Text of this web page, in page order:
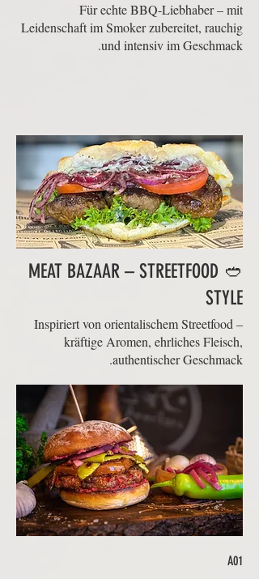
Für echte BBQ-Liebhaber – mit
Leidenschaft im Smoker zubereitet, rauchig
und intensiv im Geschmack.
🥙 MEAT BAZAAR – STREETFOOD
STYLE
Inspiriert von orientalischem Streetfood –
kräftige Aromen, ehrliches Fleisch,
authentischer Geschmack.
A01